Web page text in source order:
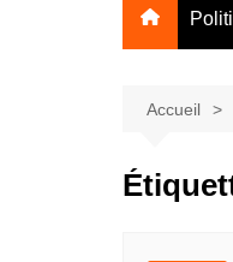
Accueil